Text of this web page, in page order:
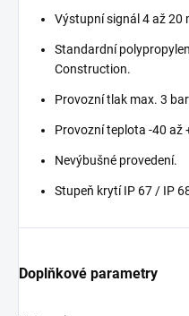
Výstupní signál 4 až 20
Standardní
Construction.
Provozní tlak max. 3
Provozní teplota -40 až
Nevýbušné provedení.
Stupeň krytí IP 67 / IP
Doplňkové parametry